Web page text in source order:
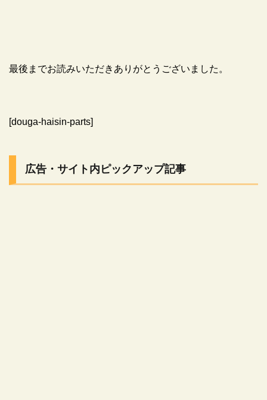
最後までお読みいただきありがとうございました。
[douga-haisin-parts]
広告・サイト内ピックアップ記事